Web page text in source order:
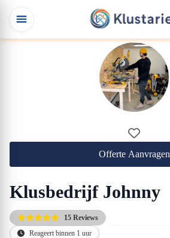
Offerte Aanvragen
Klusbedrijf Johnny
15 Reviews
Reageert binnen 1 uur